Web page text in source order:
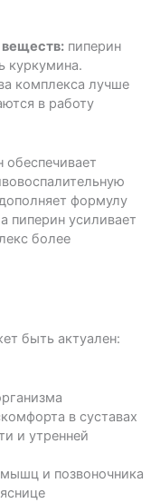
пиперин
куркумина.
комплекса лучше
в работу
формулу
пиперин усиливает
более
быть актуален:
в суставах
и утренней
и позвоночника